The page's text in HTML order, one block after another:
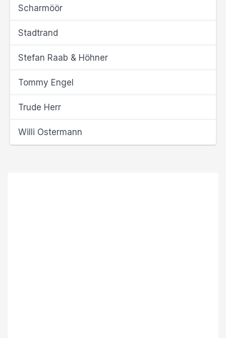
Scharmöör
Stadtrand
Stefan Raab & Höhner
Tommy Engel
Trude Herr
Willi Ostermann